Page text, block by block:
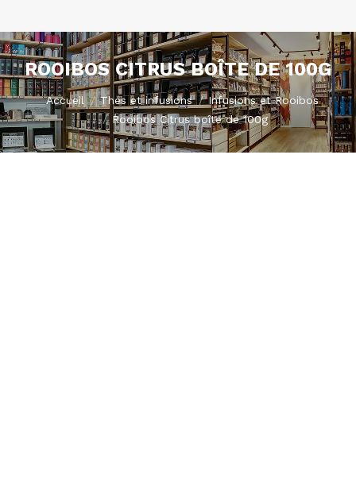
ROOIBOS CITRUS BOÎTE DE 100G
Vous êtes ici :
Accueil Thés et infusions
Infusions et Rooibos
Rooibos Citrus boîte de 100g